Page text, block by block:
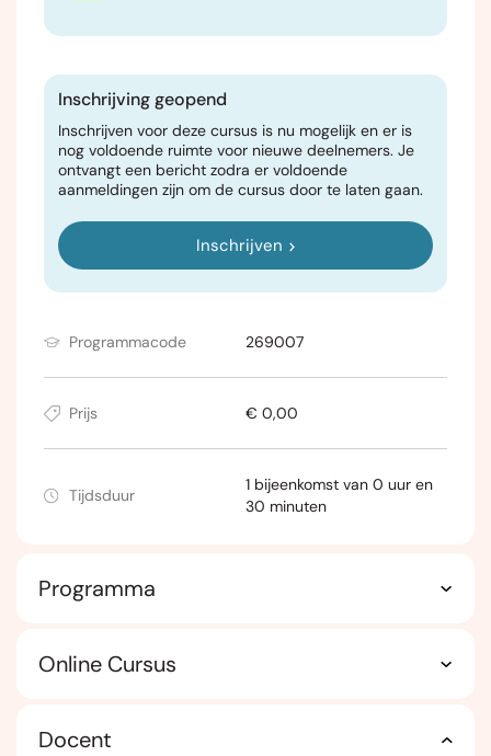
Inschrijving geopend
Inschrijven voor deze cursus is nu mogelijk en er is
nog voldoende ruimte voor nieuwe deelnemers. Je
ontvangt een bericht zodra er voldoende
aanmeldingen zijn om de cursus door te laten gaan.
Inschrijven
Programmacode 269007
Prijs € 0,00
Tijdsduur
1 bijeenkomst van 0 uur en
30 minuten
Programma
Online Cursus
Docent